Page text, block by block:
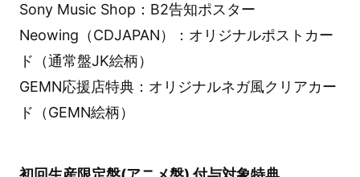
Sony Music Shop：B2告知ポスター
Neowing（CDJAPAN）：オリジナルポストカー
ド（通常盤JK絵柄）
GEMN応援店特典：オリジナルネガ風クリアカー
ド（GEMN絵柄）